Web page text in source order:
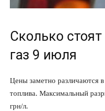
Сколько
газ 9 июля
Цены заметно различаются
топлива. Максимальный
грн/л.